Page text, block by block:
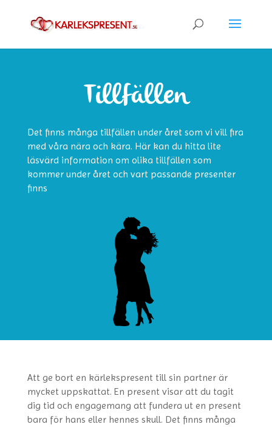
Tillfällen
Det finns många tillfällen under året som vi vill fira
med våra nära och kära. Här kan du hitta lite
läsvärd information om olika tillfällen som
kommer under året och vart passande presenter
finns
Att ge bort en kärlekspresent till sin partner är
mycket uppskattat. En present visar att du tagit
dig tid och engagemang att fundera ut en present
bara för hans eller hennes skull. Det finns många